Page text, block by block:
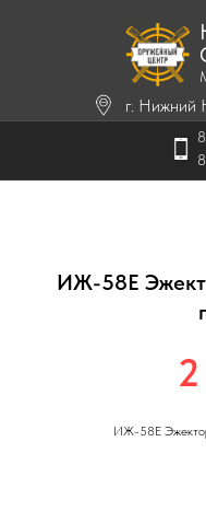
г. Нижний
ИЖ-58Е
ИЖ-58Е